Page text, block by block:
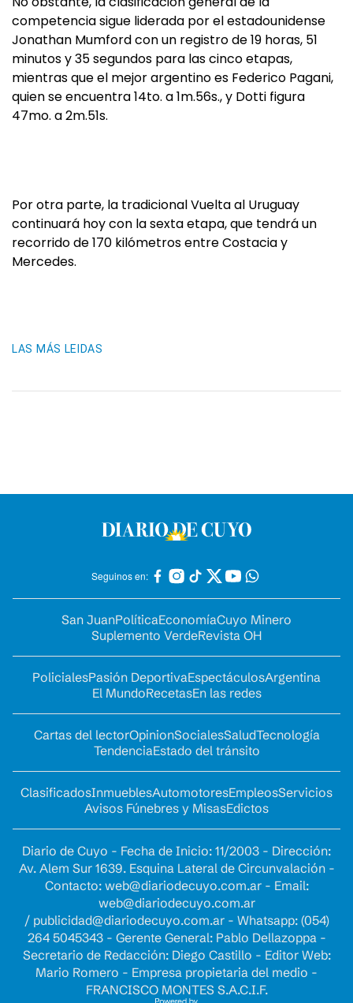
competencia sigue liderada por el estadounidense
Jonathan Mumford con un registro de 19 horas, 51
minutos y 35 segundos para las cinco etapas,
mientras que el mejor argentino es Federico Pagani,
quien se encuentra 14to. a 1m.56s., y Dotti figura
47mo. a 2m.51s.
Por otra parte, la tradicional Vuelta al Uruguay
continuará hoy con la sexta etapa, que tendrá un
recorrido de 170 kilómetros entre Costacia y
Mercedes.
LAS MÁS LEIDAS
Seguinos en:
San JuanPolíticaEconomíaCuyo Minero
Suplemento VerdeRevista OH
PolicialesPasión DeportivaEspectáculosArgentina
El MundoRecetasEn las redes
Cartas del lectorOpinionSocialesSaludTecnología
TendenciaEstado del tránsito
ClasificadosInmueblesAutomotoresEmpleosServicios
Avisos Fúnebres y MisasEdictos
Diario de Cuyo - Fecha de Inicio: 11/2003 - Dirección:
Av. Alem Sur 1639. Esquina Lateral de Circunvalación -
Contacto: web@diariodecuyo.com.ar- Email:
web@diariodecuyo.com.ar
/ publicidad@diariodecuyo.com.ar- Whatsapp: (054)
264 5045343 - Gerente General: Pablo Dellazoppa -
Secretario de Redacción: Diego Castillo - Editor Web:
Mario Romero - Empresa propietaria del medio -
FRANCISCO MONTES S.A.C.I.F.